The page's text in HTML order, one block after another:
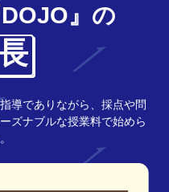
』の
導でありながら、採点や問
ズナブルな授業料で始めら